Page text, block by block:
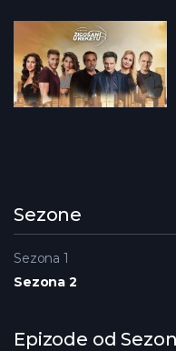
Sezone
Sezona 1
Sezona 2
Epizode od